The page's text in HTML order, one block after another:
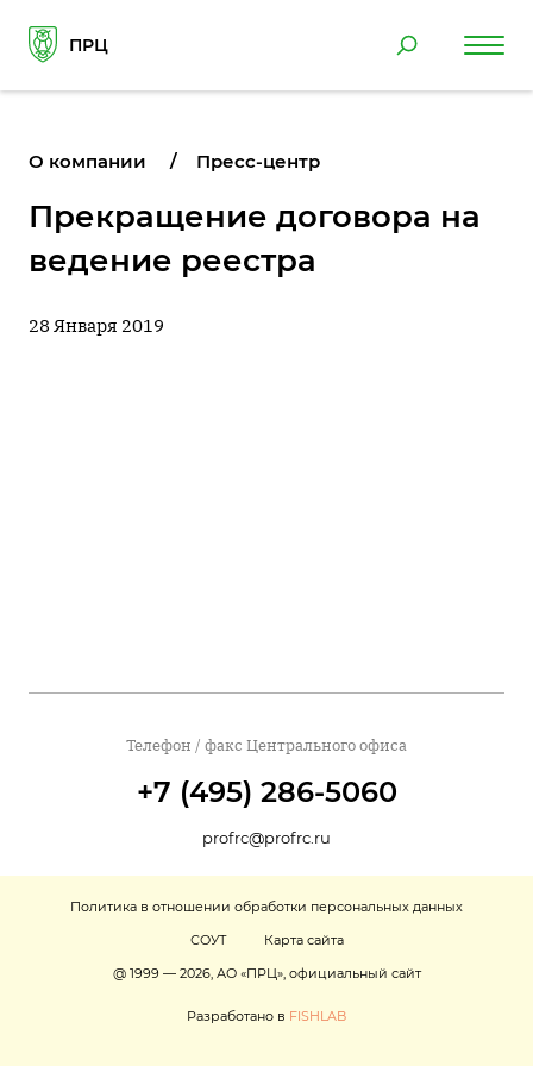
ПРЦ
О компании Пресс-центр
Прекращение договора на
ведение реестра
28 Января 2019
Телефон / факс Центрального офиса
+7 (495) 286-5060
profrc@profrc.ru
Политика в отношении обработки персональных данных
СОУТ
Карта сайта
@ 1999 — 2026, АО «ПРЦ», официальный сайт
Разработано в FISHLAB